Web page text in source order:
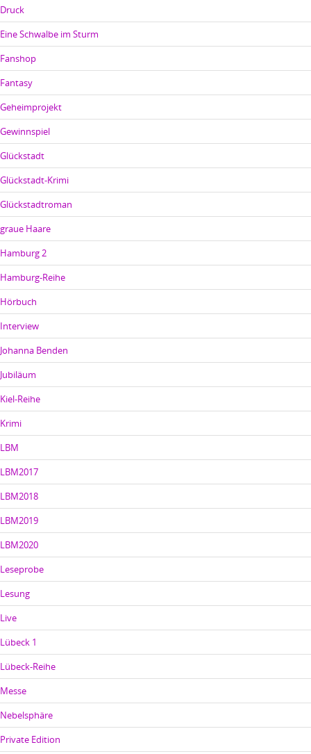
Druck
Eine Schwalbe im Sturm
Fanshop
Fantasy
Geheimprojekt
Gewinnspiel
Glückstadt
Glückstadt-Krimi
Glückstadtroman
graue Haare
Hamburg 2
Hamburg-Reihe
Hörbuch
Interview
Johanna Benden
Jubiläum
Kiel-Reihe
Krimi
LBM
LBM2017
LBM2018
LBM2019
LBM2020
Leseprobe
Lesung
Live
Lübeck 1
Lübeck-Reihe
Messe
Nebelsphäre
Private Edition